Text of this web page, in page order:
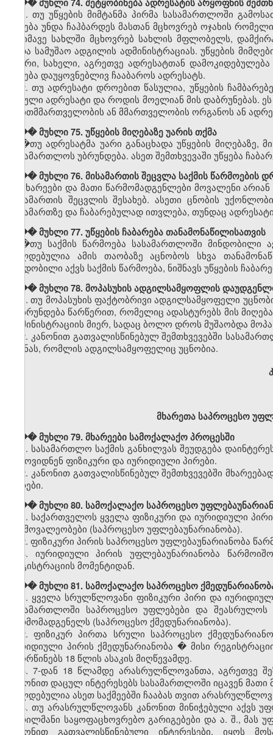
��� მუხლი 74. შეტყობინება ადრესატის არყოფნის
1. თუ უწყების მიმტანმა პირმა სასამართლოში
უწყება უნდა ჩაჰბარდეს მასთან მცხოვრებ ოჯახის
� იმავე სახლში მცხოვრებ სახლის მფლობელს,
ანდა სამუშაო ადგილის ადმინისტრაციას. უწყების
გვარი, სახელი, აგრეთვე ადრესატთან
უწყება დაუყოვნებლივ ჩააბაროს ადრესატს.
2. თუ ადრესატი დროებით წასულია, უწყების
წასული ადრესატი და როდის მოელიან მის დაბრუნებას.
თვითმმართველობის ან მმართველობის ორგანოს ან
��� მუხლი 75. უწყების მიღებაზე უარის თქმა
�თუ ადრესატმა უარი განაცხადა უწყების მიღებაზე,
სასამართლოს უბრუნდება. ასეთ შემთხვევაში უწყება
��� მუხლი 76. მისამართის შეცვლა საქმის წარმოების
მხარეები და მათი წარმომადგენლები მოვალენი
მისამართის შეცვლის შესახებ. ასეთი ცნობის
მისამართზე და ჩაბარებულად ითვლება, თუნდაც
��� მუხლი 77. უწყების ჩაბარება თანამონაწილისათვის
�თუ საქმის წარმოება სასამართლოში მინდობილი
ვალდებულია ამის თაობაზე აცნობოს სხვა
მინდობილი აქვს საქმის წარმოება, ნიშნავს უწყების
��� მუხლი 78. მოპასუხის ადგილსამყოფლის
1. თუ მოპასუხის ფაქტობრივი ადგილსამყოფელი
დაბრუნდება წარწერით, რომელიც ადასტურებს მის
ადმინისტრაციის მიერ, სადაც ბოლო დროს მუშაობდა
2. კანონით გათვალისწინებულ შემთხვევებში
ძებნას, რომლის ადგილსამყოფელიც უცნობია.
მხარეთა საპროცესო
��� მუხლი 79. მხარეები სამოქალაქო პროცესში
1. სასამართლო საქმის განხილვას შეუდგება
გამოვიდნენ ფიზიკური და იურიდიული პირები.
2. კანონით გათვალისწინებულ შემთხვევებში
პირები.
��� მუხლი 80. სამოქალაქო საპროცესო
1. საქართველოს ყველა ფიზიკური და იურიდიული
და მოვალეობები (საპროცესო უფლებაუნარიანობა).
2. ფიზიკური პირის საპროცესო უფლებაუნარიანობა
3. იურიდიული პირის უფლებაუნარიანობა
რეგისტრაციის მომენტიდან.
��� მუხლი 81. სამოქალაქო საპროცესო
1. ყველა სრულწლოვანი ფიზიკური პირი და
სასამართლოში საპროცესო უფლებები და
წარმომადგენელს (საპროცესო ქმედუნარიანობა).
2. ფიზიკურ პირთა სრული საპროცესო
იურიდიული პირის ქმედუნარიანობა � მისი
იქორწინებს 18 წლის ასაკის მიღწევამდე.
3. 7-დან 18 წლამდე არასრულწლოვანთა, აგრეთვე
კანონით დაცულ ინტერესებს სასამართლოში იცავენ
ვალდებულია ასეთ საქმეებში ჩააბას თვით
4. თუ არასრულწლოვანს კანონით მინიჭებული აქვს
წვრილმანი საყოფაცხოვრებო გარიგებები და ა. შ.,
კანონით გათვალისწინებული ინტერესები, იყოს